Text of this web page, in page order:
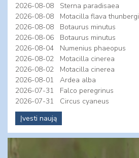
2026-08-08
Sterna paradisaea
2026-08-08
Motacilla flava thunbergi
2026-08-08
Botaurus minutus
2026-08-06
Botaurus minutus
2026-08-04
Numenius phaeopus
2026-08-02
Motacilla cinerea
2026-08-02
Motacilla cinerea
2026-08-01
Ardea alba
2026-07-31
Falco peregrinus
2026-07-31
Circus cyaneus
Įvesti naują